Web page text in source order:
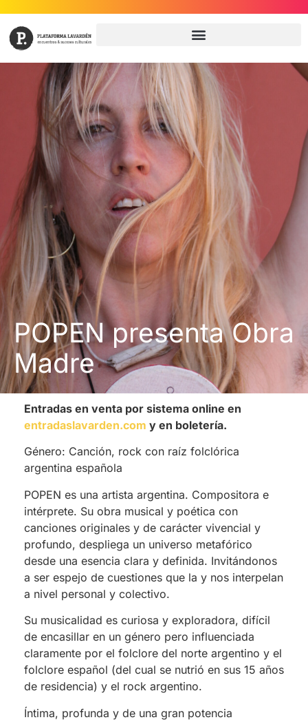
POPEN presenta Obra
Madre
Entradas en venta por sistema online en
entradaslavarden.com y en boletería.
Género: Canción, rock con raíz folclórica
argentina española
POPEN es una artista argentina. Compositora e
intérprete. Su obra musical y poética con
canciones originales y de carácter vivencial y
profundo, despliega un universo metafórico
desde una esencia clara y definida. Invitándonos
a ser espejo de cuestiones que la y nos interpelan
a nivel personal y colectivo.
Su musicalidad es curiosa y exploradora, difícil
de encasillar en un género pero influenciada
claramente por el folclore del norte argentino y el
folclore español (del cual se nutrió en sus 15 años
de residencia) y el rock argentino.
Íntima, profunda y de una gran potencia